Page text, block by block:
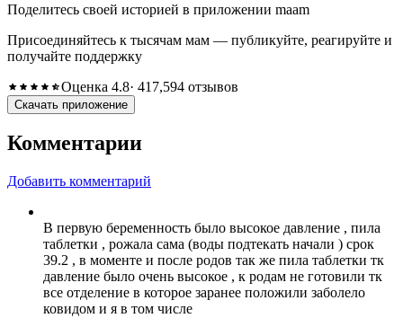
Поделитесь своей историей в приложении maam
Присоединяйтесь к тысячам мам — публикуйте, реагируйте и
получайте поддержку
Оценка 4.8· 417,594 отзывов
Скачать приложение
Комментарии
Добавить комментарий
В первую беременность было высокое давление , пила
таблетки , рожала сама (воды подтекать начали ) срок
39.2 , в моменте и после родов так же пила таблетки тк
давление было очень высокое , к родам не готовили тк
все отделение в которое заранее положили заболело
ковидом и я в том числе